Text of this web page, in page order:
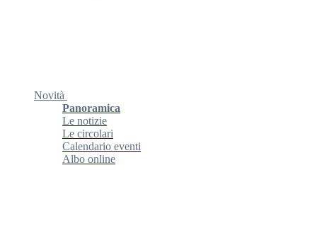
Novità
Panoramica
Le notizie
Le circolari
Calendario eventi
Albo online